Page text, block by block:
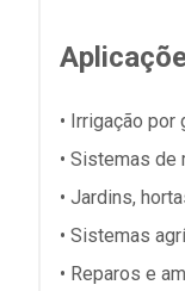
• Irrigação por
• Sistemas de
• Jardins,
• Sistemas
• Reparos e